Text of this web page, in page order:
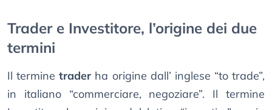
Trader e Investitore, l’origine dei due
termini
Il terminetrader ha origine dall’ inglese “to trade”,
in italiano “commerciare, negoziare”. Il termine